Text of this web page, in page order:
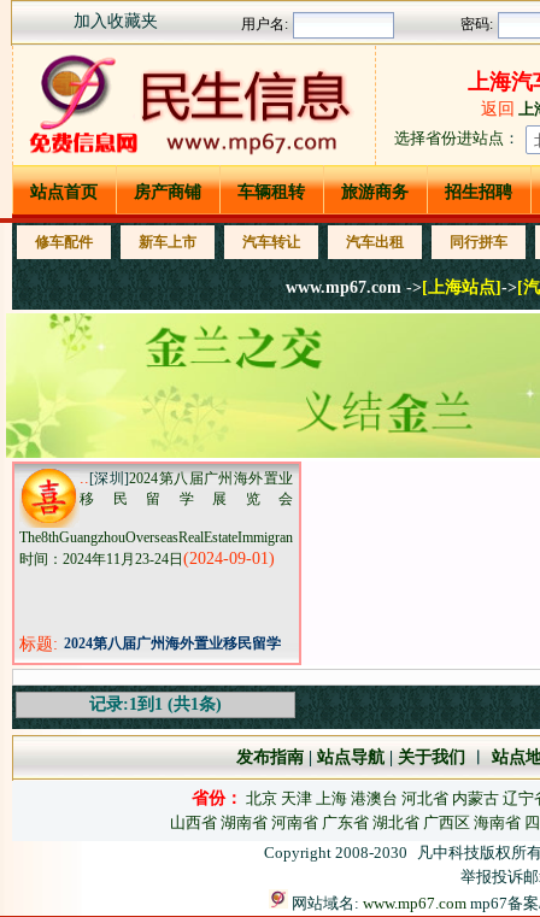
加入收藏夹
上海汽
返回 上
选择省份进站点 ：
站点首页 房产商铺 车辆租转 旅游商务 招生招聘
修车配件 新车上市 汽车转让 汽车出租 同行拼车
www.mp67.com ->[上海站点] ->[
..[深圳]2024第八届广州海外置业
移民留学展览会
The8thGuangzhouOverseasRealEstateImmigrantStudyExhibition
时间：2024年11月23-24日 (2024-09-01)
标题: 2024第八届广州海外置业移民留学
展览会11月23盛大开幕
记录:1到1 (共1条)
发布指南|站点导航| 关于我们 站点
省份： 北京 天津 上海 港澳台 河北省 内蒙古 辽宁
山西省 湖南省 河南省 广东省 湖北省 广西区 海南省
Copyright 2008-2030
凡中科技版权所
举报投诉
网站域名: www.mp67.com mp67备